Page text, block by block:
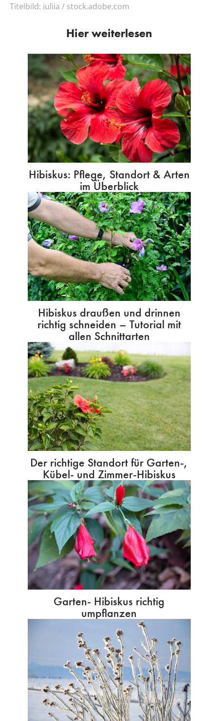
Titelbild: iuliia / stock.adobe.com
Hier weiterlesen
Hibiskus: Pflege, Standort & Arten
im Überblick
Hibiskus draußen und drinnen
richtig schneiden – Tutorial mit
allen Schnittarten
Der richtige Standort für Garten-,
Kübel- und Zimmer-Hibiskus
Garten- Hibiskus richtig
umpflanzen